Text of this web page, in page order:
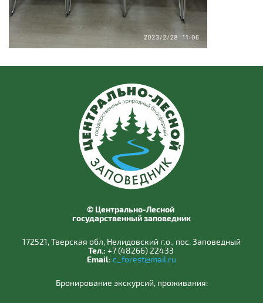
© Центрально-Лесной
государственный заповедник
172521, Тверская обл, Нелидовский г.о., пос. Заповедный
Тел.: +7 (48266) 22433
Email: c_forest@mail.ru
Бронирование экскурсий, проживания: